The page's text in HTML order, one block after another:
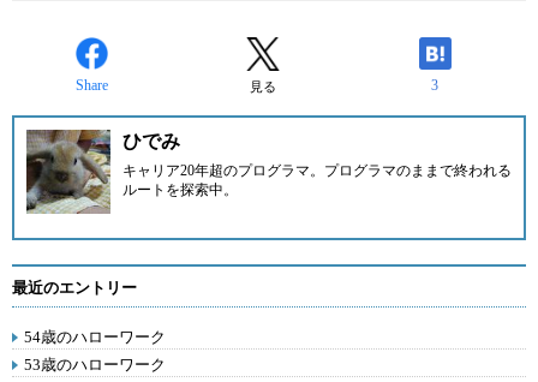
Share 見る 3
ひでみ
キャリア20年超のプログラマ。プログラマのままで終われる
ルートを探索中。
最近のエントリー
54歳のハローワーク
53歳のハローワーク